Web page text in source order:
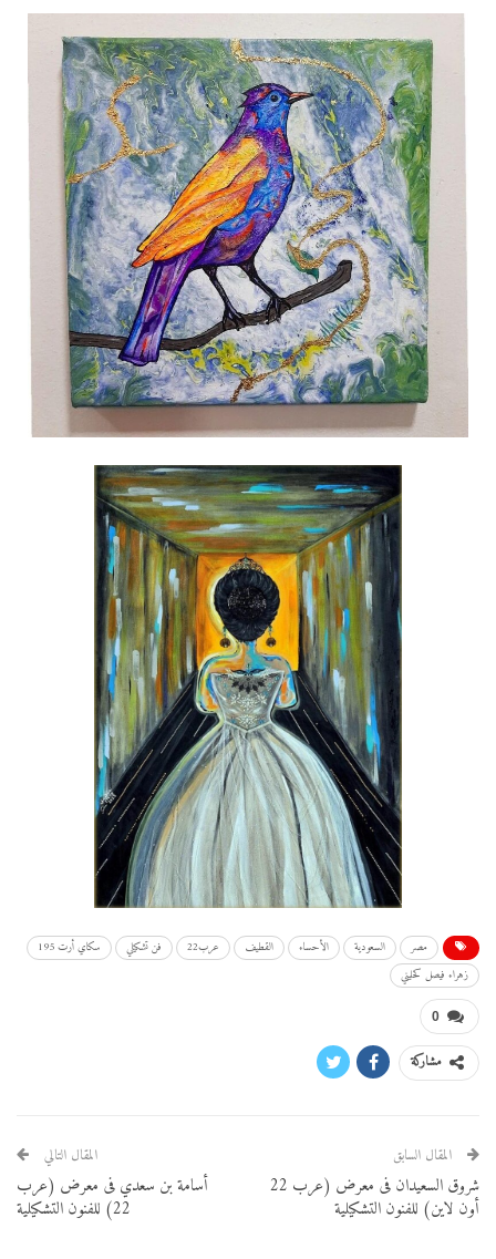
مصر السعودية الأحساء القطيف عرب22 فن تشكيلي
سكاي أرت 195
زهراء فيصل كحليني
0
مشاركة
المقال السابق
شروق السعيدان فى معرض (عرب 22
أون لاين) للفنون التشكيلية
المقال التالي
أسامة بن سعدي فى معرض (عرب
22) للفنون التشكيلية